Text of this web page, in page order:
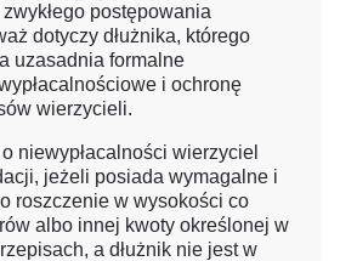
postępowania
dotyczy dłużnika, którego
uzasadnia formalne
i ochronę
wierzycieli.
niewypłacalności wierzyciel
jeżeli posiada wymagalne i
roszczenie w wysokości co
albo innej kwoty określonej w
a dłużnik nie jest w